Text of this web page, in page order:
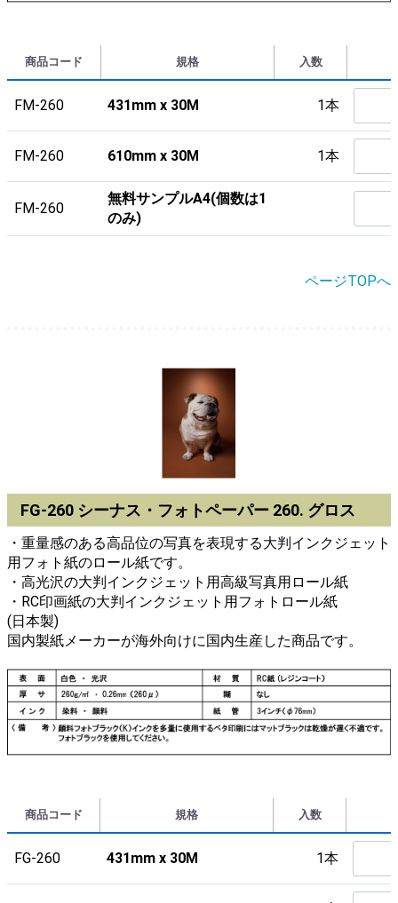
商品コード 規格 入数
FM-260 431mm x 30M 1本
FM-260 610mm x 30M 1本
FM-260
無料サンプルA4(個数は1
のみ)
ページTOPへ
FG-260 シーナス・フォトペーパー 260. グロス
・重量感のある高品位の写真を表現する大判インクジェット
用フォト紙のロール紙です。
・高光沢の大判インクジェット用高級写真用ロール紙
・RC印画紙の大判インクジェット用フォトロール紙
(日本製)
国内製紙メーカーが海外向けに国内生産した商品です。
商品コード 規格 入数
FG-260 431mm x 30M 1本